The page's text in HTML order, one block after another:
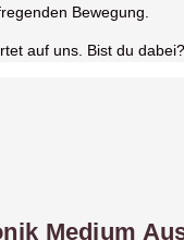
Bewegung.
auf uns. Bist du dabei?
Medium